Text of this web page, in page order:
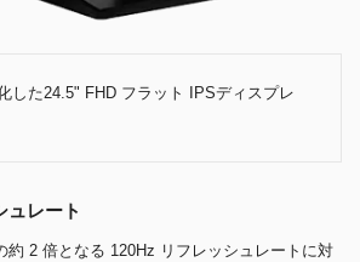
した24.5" FHD フラット IPSディスプレ
レート
約 2 倍となる 120Hz リフレッシュレートに対